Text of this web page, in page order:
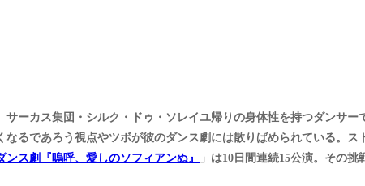
ーカス集団・シルク・ドゥ・ソレイユ帰りの身体性を持つダンサ
るであろう視点やツボが彼のダンス劇には散りばめられている。
ンス劇『嗚呼、愛しのソフィアンぬ』
」は10日間連続15公演。その